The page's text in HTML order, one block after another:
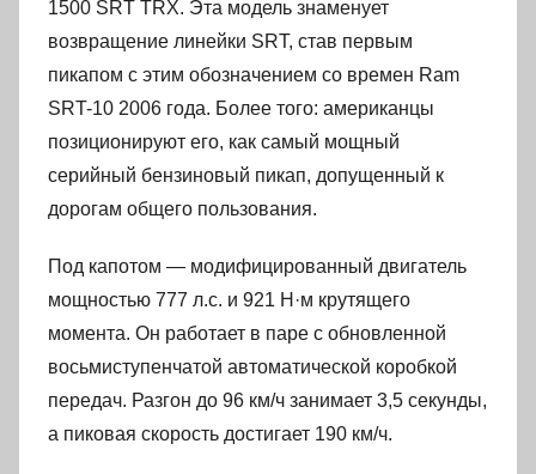
1500 SRT TRX. Эта модель знаменует
возвращение линейки SRT, став первым
пикапом с этим обозначением со времен Ram
SRT-10 2006 года. Более того: американцы
позиционируют его, как самый мощный
серийный бензиновый пикап, допущенный к
дорогам общего пользования.
Под капотом — модифицированный двигатель
мощностью 777 л.с. и 921 Н·м крутящего
момента. Он работает в паре с обновленной
восьмиступенчатой автоматической коробкой
передач. Разгон до 96 км/ч занимает 3,5 секунды,
а пиковая скорость достигает 190 км/ч.